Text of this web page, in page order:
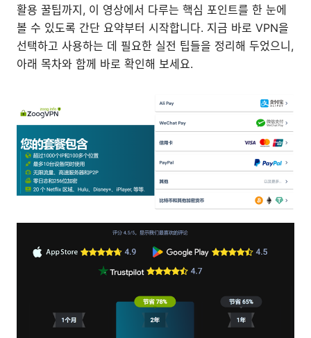
활용 꿀팁까지, 이 영상에서 다루는 핵심 포인트를 한 눈에
볼 수 있도록 간단 요약부터 시작합니다. 지금 바로 VPN을
선택하고 사용하는 데 필요한 실전 팁들을 정리해 두었으니,
아래 목차와 함께 바로 확인해 보세요.